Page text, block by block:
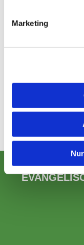
Marketing